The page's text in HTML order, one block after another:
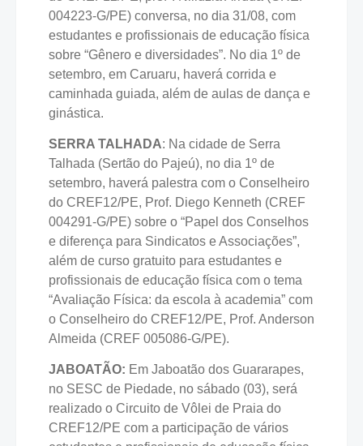
004223-G/PE) conversa, no dia 31/08, com
estudantes e profissionais de educação física
sobre “Gênero e diversidades”. No dia 1º de
setembro, em Caruaru, haverá corrida e
caminhada guiada, além de aulas de dança e
ginástica.
SERRA TALHADA: Na cidade de Serra
Talhada (Sertão do Pajeú), no dia 1º de
setembro, haverá palestra com o Conselheiro
do CREF12/PE, Prof. Diego Kenneth (CREF
004291-G/PE) sobre o “Papel dos Conselhos
e diferença para Sindicatos e Associações”,
além de curso gratuito para estudantes e
profissionais de educação física com o tema
“Avaliação Física: da escola à academia” com
o Conselheiro do CREF12/PE, Prof. Anderson
Almeida (CREF 005086-G/PE).
JABOATÃO: Em Jaboatão dos Guararapes,
no SESC de Piedade, no sábado (03), será
realizado o Circuito de Vôlei de Praia do
CREF12/PE com a participação de vários